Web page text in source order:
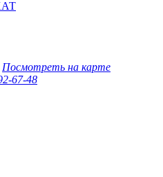
Посмотреть на карте
67-48‬